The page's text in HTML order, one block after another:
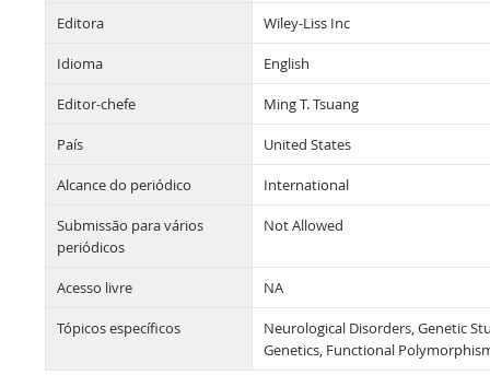
Editora Wiley-Liss Inc
Idioma English
Editor-chefe Ming T. Tsuang
País United States
Alcance do periódico International
Submissão para vários
periódicos
Not Allowed
Acesso livre NA
Tópicos específicos
Neurological Disorders, Genetic
Genetics, Functional